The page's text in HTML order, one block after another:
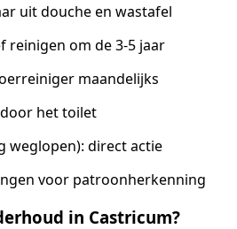
uit douche en wastafel
reinigen om de 3-5 jaar
maandelijks
het toilet
weglopen): direct actie
voor patroonherkenning
in Castricum?